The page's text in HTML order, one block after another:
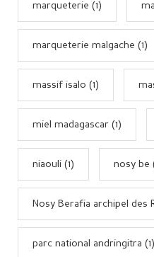
marqueterie (1)
marqueterie malgache (1)
massif isalo (1)
miel madagascar (1)
niaouli (1) nosy be
Nosy Berafia archipel des
parc national andringitra (1)